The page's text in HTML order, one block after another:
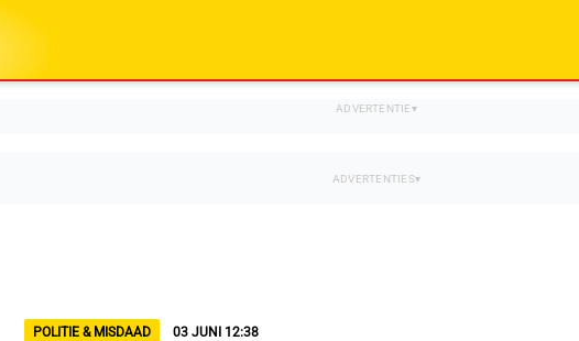
POLITIE & MISDAAD 03 JUNI 12:38